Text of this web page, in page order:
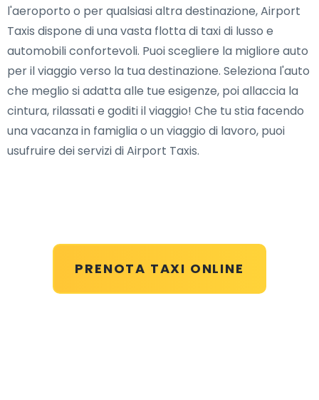
l'aeroporto o per qualsiasi altra destinazione, Airport
Taxis dispone di una vasta flotta di taxi di lusso e
automobili confortevoli. Puoi scegliere la migliore auto
per il viaggio verso la tua destinazione. Seleziona l'auto
che meglio si adatta alle tue esigenze, poi allaccia la
cintura, rilassati e goditi il viaggio! Che tu stia facendo
una vacanza in famiglia o un viaggio di lavoro, puoi
usufruire dei servizi di Airport Taxis.
PRENOTA TAXI ONLINE